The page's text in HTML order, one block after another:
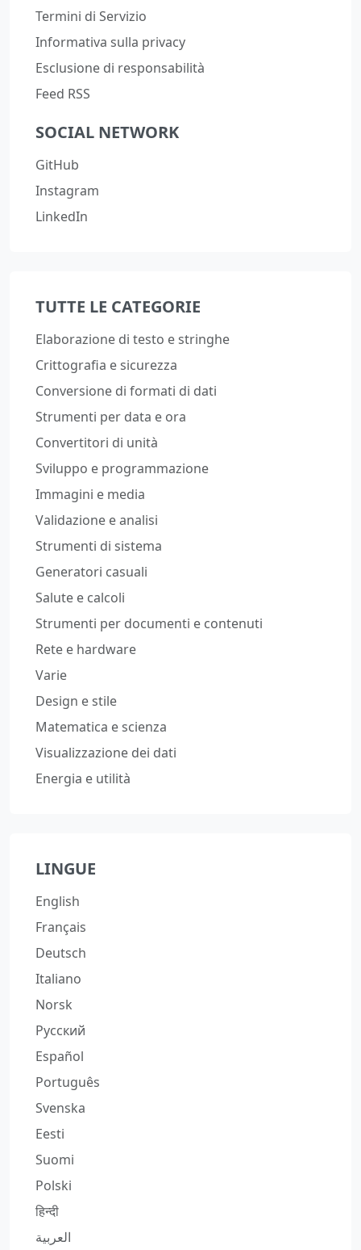
Termini di Servizio
Informativa sulla privacy
Esclusione di responsabilità
Feed RSS
SOCIAL NETWORK
GitHub
Instagram
LinkedIn
TUTTE LE CATEGORIE
Elaborazione di testo e stringhe
Crittografia e sicurezza
Conversione di formati di dati
Strumenti per data e ora
Convertitori di unità
Sviluppo e programmazione
Immagini e media
Validazione e analisi
Strumenti di sistema
Generatori casuali
Salute e calcoli
Strumenti per documenti e contenuti
Rete e hardware
Varie
Design e stile
Matematica e scienza
Visualizzazione dei dati
Energia e utilità
LINGUE
English
Français
Deutsch
Italiano
Norsk
Русский
Español
Português
Svenska
Eesti
Suomi
Polski
हिन्दी
العربية